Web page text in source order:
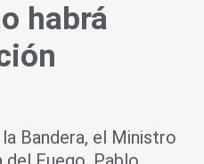
habrá
Bandera, el Ministro